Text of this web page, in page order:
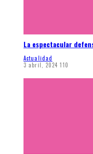
La espectacular
Actualidad
3 abril, 2024 110